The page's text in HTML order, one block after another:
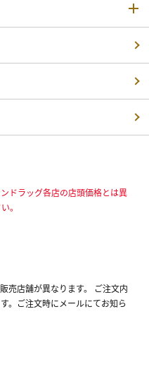
ドラッグ各店の店頭価格とは異
。
売店舗が異なります。 ご注文内
。ご注文時にメールにてお知ら